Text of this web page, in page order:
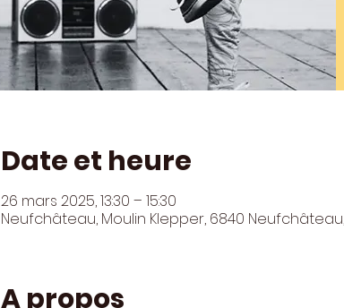
Date et heure
26 mars 2025, 13:30 – 15:30
Neufchâteau, Moulin Klepper, 6840
A propos